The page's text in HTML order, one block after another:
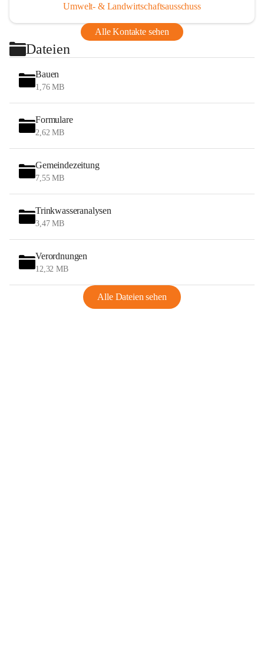
Umwelt- & Landwirtschaftsausschuss
Alle Kontakte sehen
Dateien
Bauen
1,76 MB
Formulare
2,62 MB
Gemeindezeitung
7,55 MB
Trinkwasseranalysen
3,47 MB
Verordnungen
12,32 MB
Alle Dateien sehen